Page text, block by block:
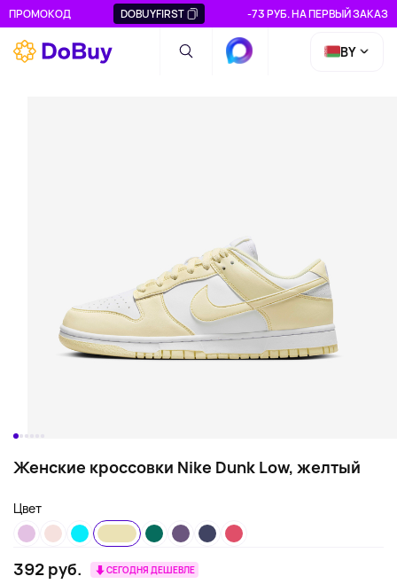
ПРОМОКОД DOBUYFIRST -73 РУБ. НА ПЕРВЫЙ ЗАКАЗ
BY
Женские кроссовки Nike Dunk Low, желтый
Цвет
392 руб. СЕГОДНЯ ДЕШЕВЛЕ